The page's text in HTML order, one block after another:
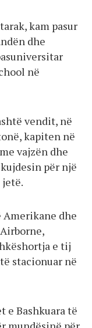
kam pasur
dhe
në
vendit, në
kapiten në
vajzën dhe
për një
jetë.
dhe
e tij
stacionuar në
e Bashkuara të